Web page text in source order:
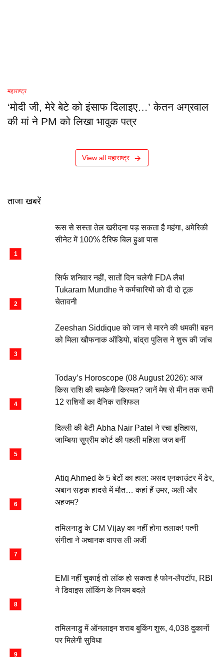
महाराष्ट्र
‘मोदी जी, मेरे बेटे को इंसाफ दिलाइए…’ केतन अग्रवाल
की मां ने PM को लिखा भावुक पत्र
View all महाराष्ट्र
ताजा खबरें
रूस से सस्ता तेल खरीदना पड़ सकता है महंगा, अमेरिकी
सीनेट में 100% टैरिफ बिल हुआ पास
सिर्फ शनिवार नहीं, सातों दिन चलेगी FDA लैब!
Tukaram Mundhe ने कर्मचारियों को दी दो टूक
चेतावनी
Zeeshan Siddique को जान से मारने की धमकी! बहन
को मिला खौफनाक ऑडियो, बांद्रा पुलिस ने शुरू की जांच
Today’s Horoscope (08 August 2026): आज
किस राशि की चमकेगी किस्मत? जानें मेष से मीन तक सभी
12 राशियों का दैनिक राशिफल
दिल्ली की बेटी Abha Nair Patel ने रचा इतिहास,
जाम्बिया सुप्रीम कोर्ट की पहली महिला जज बनीं
Atiq Ahmed के 5 बेटों का हाल: असद एनकाउंटर में ढेर,
अबान सड़क हादसे में मौत… कहां हैं उमर, अली और
अहजम?
तमिलनाडु के CM Vijay का नहीं होगा तलाक! पत्नी
संगीता ने अचानक वापस ली अर्जी
EMI नहीं चुकाई तो लॉक हो सकता है फोन-लैपटॉप, RBI
ने डिवाइस लॉकिंग के नियम बदले
तमिलनाडु में ऑनलाइन शराब बुकिंग शुरू, 4,038 दुकानों
पर मिलेगी सुविधा